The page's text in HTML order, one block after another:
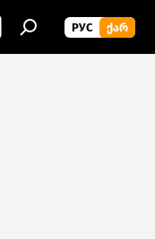
РУС ᲥᲐᲠ